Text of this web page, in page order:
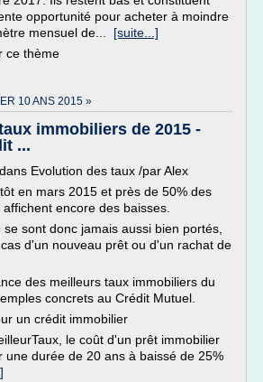
opportunité pour acheter à moindre
mensuel de... [suite...]
ce thème
10 ANS 2015 »
immobiliers de 2015 -
...
Evolution des taux /par Alex
en mars 2015 et près de 50% des
encore des baisses.
sont donc jamais aussi bien portés,
d'un nouveau prêt ou d'un rachat de
des meilleurs taux immobiliers du
concrets au Crédit Mutuel.
un crédit immobilier
le coût d'un prêt immobilier
une durée de 20 ans à baissé de 25%